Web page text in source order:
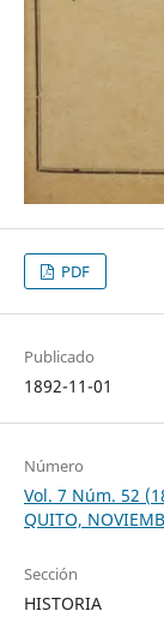
PDF
Publicado
1892-11-01
Número
Vol. 7 Núm. 52
QUITO,
Sección
HISTORIA